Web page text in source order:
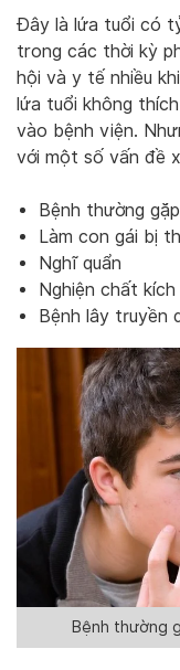
Đây là lứa tuổi có
trong các thời kỳ
hội và y tế nhiều
lứa tuổi không
vào bệnh viện.
với một số vấn đề
Bệnh thường
Làm con gái bị
Nghĩ quẩn
Nghiện chất
Bệnh lây truyền
Bệnh thường